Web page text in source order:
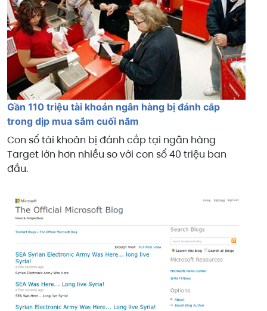
Gần 110 triệu tài khoản ngân hàng bị đánh cắp
trong dịp mua sắm cuối năm
Con số tài khoản bị đánh cắp tại ngân hàng
Target lớn hơn nhiều so với con số 40 triệu ban
đầu.